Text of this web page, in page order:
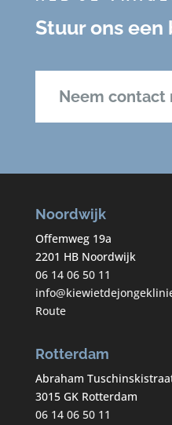
Stuur ons
Neem contact
Noordwijk
Offemweg 19a
2201 HB Noordwijk
06 14 06 50 11
Route
Rotterdam
Abraham
3015 GK Rotterdam
06 14 06 50 11